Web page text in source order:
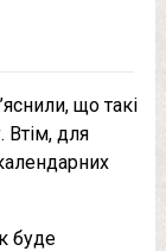
що такі
Втім, для
буде